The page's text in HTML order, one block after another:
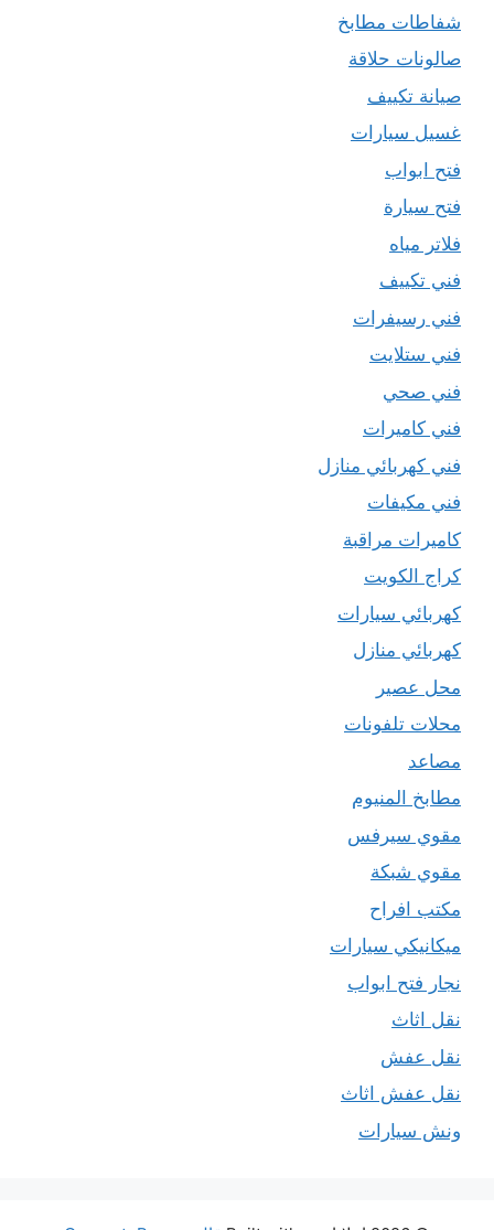
شفاطات مطابخ
صالونات حلاقة
صيانة تكييف
غسيل سيارات
فتح ابواب
فتح سيارة
فلاتر مياه
فني تكييف
فني رسيفرات
فني ستلايت
فني صحي
فني كاميرات
فني كهربائي منازل
فني مكيفات
كاميرات مراقبة
كراج الكويت
كهربائي سيارات
كهربائي منازل
محل عصير
محلات تلفونات
مصاعد
مطابخ المنيوم
مقوي سيرفس
مقوي شبكة
مكتب افراح
ميكانيكي سيارات
نجار فتح ابواب
نقل اثاث
نقل عفش
نقل عفش اثاث
ونش سيارات